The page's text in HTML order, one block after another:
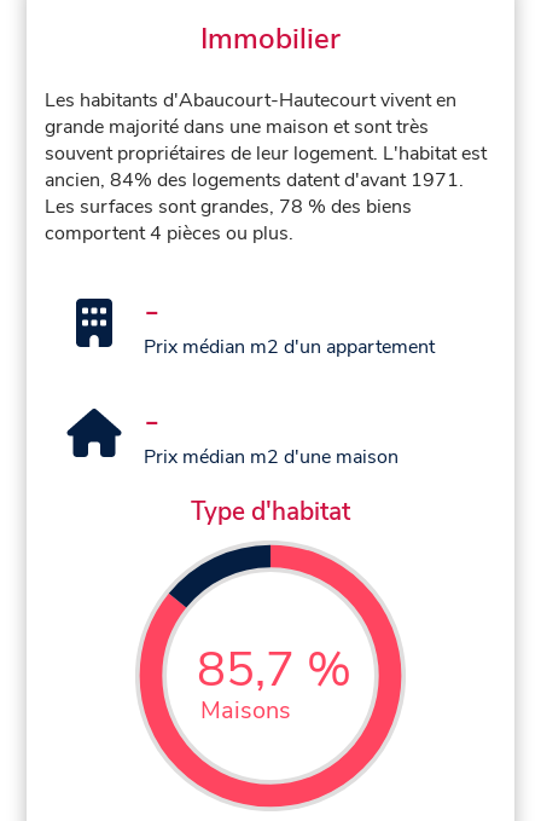
Immobilier
Les habitants d'Abaucourt-Hautecourt vivent en
grande majorité dans une maison et sont très
souvent propriétaires de leur logement. L'habitat est
ancien, 84% des logements datent d'avant 1971.
Les surfaces sont grandes, 78 % des biens
comportent 4 pièces ou plus.
-
Prix médian m2 d'un appartement
-
Prix médian m2 d'une maison
Type d'habitat
85,7 %
Maisons